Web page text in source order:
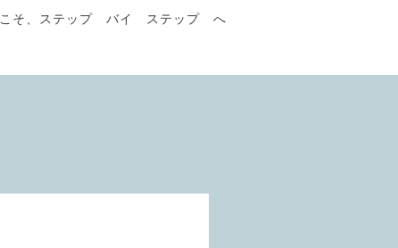
こそ、ステップ バイ ステップ へ